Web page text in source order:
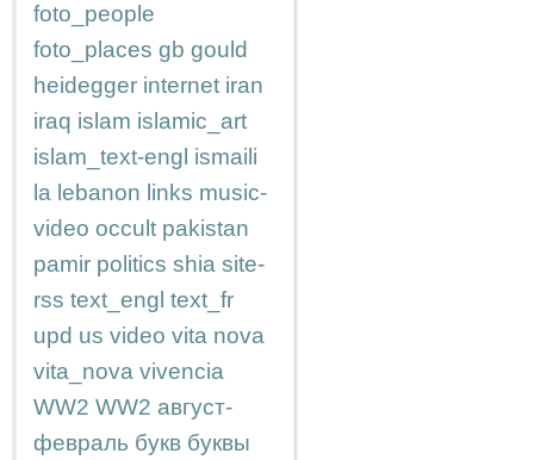
foto_people
foto_places gb gould
heidegger internet iran
iraq islam islamic_art
islam_text-engl ismaili
la lebanon links music-
video occult pakistan
pamir politics shia site-
rss text_engl text_fr
upd us video vita nova
vita_nova vivencia
WW2 WW2 август-
февраль букв буквы